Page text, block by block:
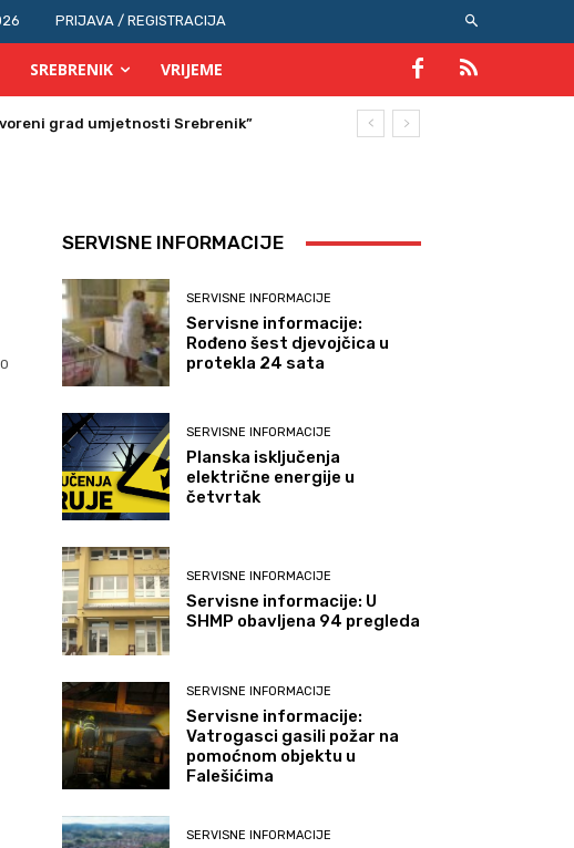
PRIJAVA / REGISTRACIJA
SREBRENIK VRIJEME
grad umjetnosti Srebrenik”
0
SERVISNE INFORMACIJE
SERVISNE INFORMACIJE
Servisne informacije:
Rođeno šest djevojčica u
protekla 24 sata
SERVISNE INFORMACIJE
Planska isključenja
električne energije u
četvrtak
SERVISNE INFORMACIJE
Servisne informacije: U
SHMP obavljena 94 pregleda
SERVISNE INFORMACIJE
Servisne informacije:
Vatrogasci gasili požar na
pomoćnom objektu u
Falešićima
SERVISNE INFORMACIJE